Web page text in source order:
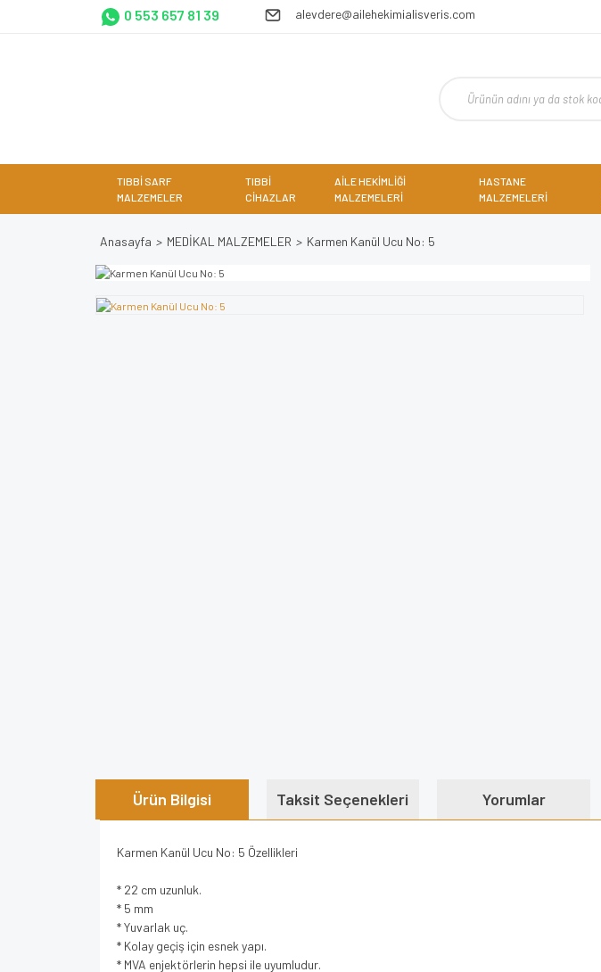
0 553 657 81 39 alevdere@ailehekimialisveris.com
TIBBİ SARF
MALZEMELER
TIBBİ
CİHAZLAR
AİLE HEKİMLİĞİ
MALZEMELERİ
HASTANE
MALZEMELERİ
Anasayfa MEDİKAL MALZEMELER Karmen Kanül Ucu No: 5
Ürün Bilgisi Taksit Seçenekleri Yorumlar
Karmen Kanül Ucu No: 5 Özellikleri
* 22 cm uzunluk.
* 5 mm
* Yuvarlak uç.
* Kolay geçiş için esnek yapı.
* MVA enjektörlerin hepsi ile uyumludur.